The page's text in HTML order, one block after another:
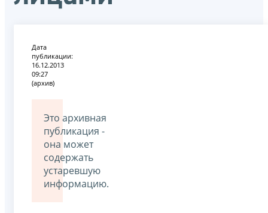
Дата
публикации:
16.12.2013
09:27
(архив)
Это архивная
публикация -
она может
содержать
устаревшую
информацию.